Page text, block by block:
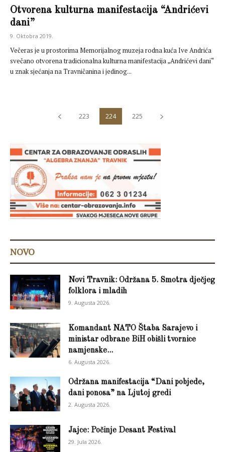
Otvorena kulturna manifestacija “Andrićevi
dani”
9. Oktobra 2019.
Večeras je u prostorima Memorijalnog muzeja rodna kuća Ive Andrića
svečano otvorena tradicionalna kulturna manifestacija „Andrićevi dani“
u znak sjećanja na Travničanina i jedinog...
223 224 225
NOVO
Novi Travnik: Održana 5. Smotra dječjeg
folklora i mladih
9. Augusta 2026.
Komandant NATO Štaba Sarajevo i
ministar odbrane BiH obišli tvornice
namjenske...
6. Augusta 2026.
Održana manifestacija “Dani pobjede,
dani ponosa” na Ljutoj gredi
2. Augusta 2026.
Jajce: Počinje Desant Festival
29. Jula 2026.